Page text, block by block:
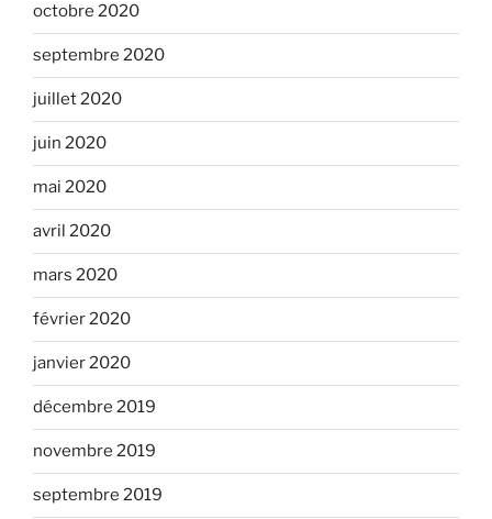
octobre 2020
septembre 2020
juillet 2020
juin 2020
mai 2020
avril 2020
mars 2020
février 2020
janvier 2020
décembre 2019
novembre 2019
septembre 2019